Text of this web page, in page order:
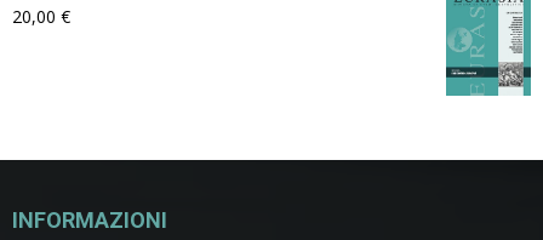
20,00 €
INFORMAZIONI